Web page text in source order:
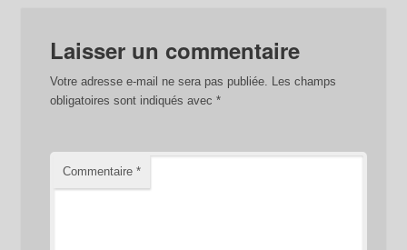
Laisser un commentaire
Votre adresse e-mail ne sera pas publiée. Les champs
obligatoires sont indiqués avec*
Commentaire*